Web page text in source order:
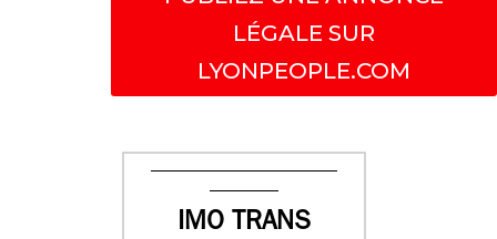
LÉGALE SUR
LYONPEOPLE.COM
IMO TRANS